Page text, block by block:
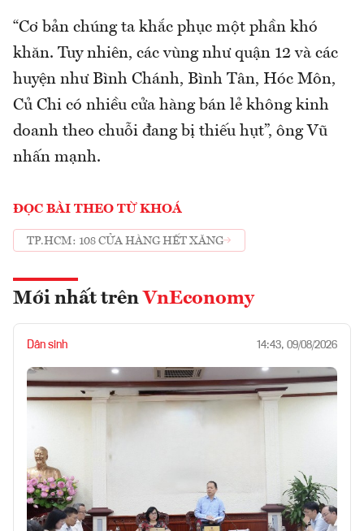
“Cơ bản chúng ta khắc phục một phần khó
khăn. Tuy nhiên, các vùng như quận 12 và các
huyện như Bình Chánh, Bình Tân, Hóc Môn,
Củ Chi có nhiều cửa hàng bán lẻ không kinh
doanh theo chuỗi đang bị thiếu hụt”, ông Vũ
nhấn mạnh.
ĐỌC BÀI THEO TỪ KHOÁ
TP.HCM: 108 CỬA HÀNG HẾT XĂNG
Mới nhất trên VnEconomy
Dân sinh 14:43, 09/08/2026